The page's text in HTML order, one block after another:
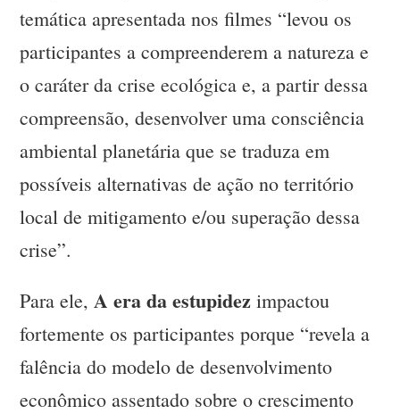
temática apresentada nos filmes “levou os
participantes a compreenderem a natureza e
o caráter da crise ecológica e, a partir dessa
compreensão, desenvolver uma consciência
ambiental planetária que se traduza em
possíveis alternativas de ação no território
local de mitigamento e/ou superação dessa
crise”.
Para ele,A era da estupidez impactou
fortemente os participantes porque “revela a
falência do modelo de desenvolvimento
econômico assentado sobre o crescimento